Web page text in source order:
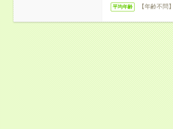
平均年齢 【年齢不問